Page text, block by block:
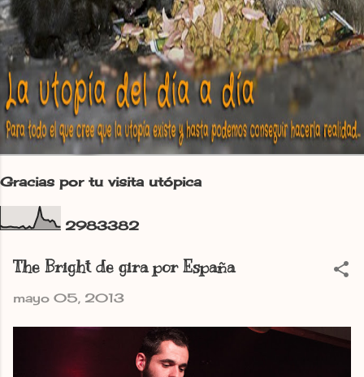
Gracias por tu visita utópica
2983382
The Bright de gira por España
mayo 05, 2013